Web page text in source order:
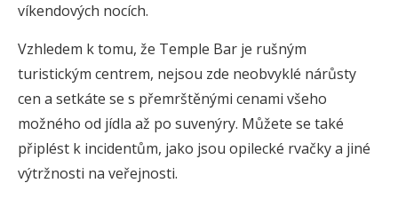
víkendových nocích.
Vzhledem k tomu, že Temple Bar je rušným
turistickým centrem, nejsou zde neobvyklé nárůsty
cen a setkáte se s přemrštěnými cenami všeho
možného od jídla až po suvenýry. Můžete se také
připlést k incidentům, jako jsou opilecké rvačky a jiné
výtržnosti na veřejnosti.